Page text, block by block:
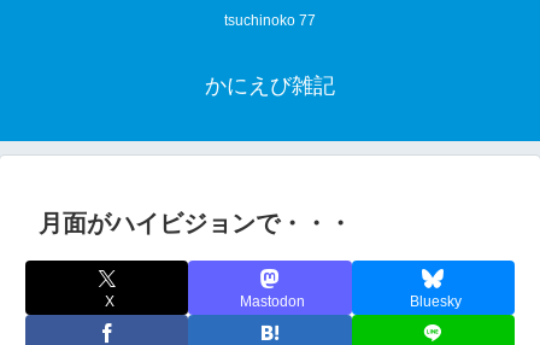
tsuchinoko 77
かにえび雑記
月面がハイビジョンで・・・
X Mastodon Bluesky